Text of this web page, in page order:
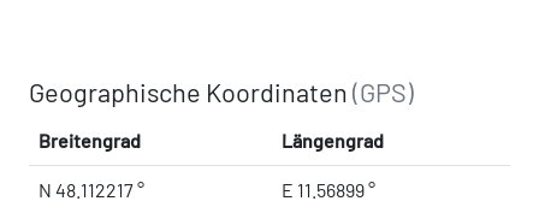
Geographische Koordinaten(GPS)
Breitengrad Längengrad
N 48.112217 ° E 11.56899 °